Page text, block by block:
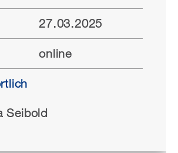
27.03.2025
online
Seibold